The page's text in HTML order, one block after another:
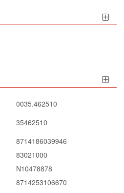
0035.462510
35462510
8714186039946
83021000
N10478878
8714253106670